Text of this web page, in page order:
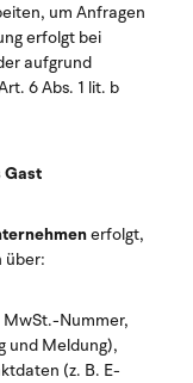
um Anfragen
erfolgt bei
aufgrund
6 Abs. 1 lit. b
Gast
erfolgt,
über:
Nummer,
und Meldung),
(z. B. E-